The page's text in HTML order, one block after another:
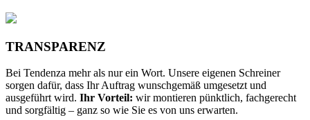
TRANSPARENZ
Bei Tendenza mehr als nur ein Wort. Unsere eigenen Schreiner
sorgen dafür, dass Ihr Auftrag wunschgemäß umgesetzt und
ausgeführt wird. Ihr Vorteil: wir montieren pünktlich, fachgerecht
und sorgfältig – ganz so wie Sie es von uns erwarten.